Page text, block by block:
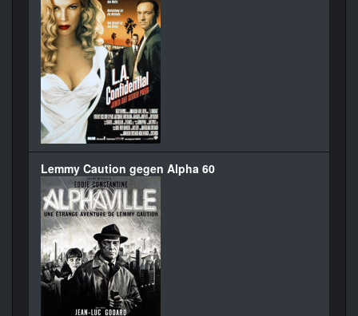
Lemmy Caution gegen Alpha 60